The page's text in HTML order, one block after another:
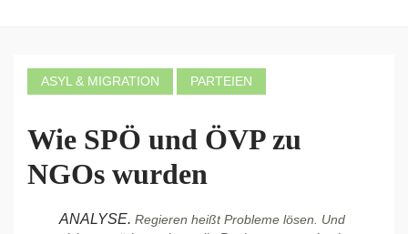
ASYL & MIGRATION PARTEIEN
Wie SPÖ und ÖVP zu
NGOs wurden
ANALYSE. Regieren heißt Probleme lösen. Und